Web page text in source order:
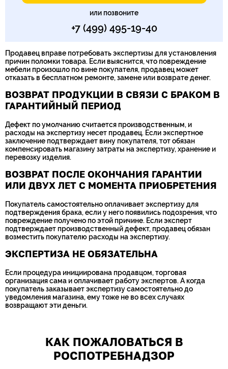
или позвоните
+7 (499) 495-19-40
Продавец вправе потребовать экспертизы для установления
причин поломки товара. Если выяснится, что повреждение
мебели произошло по вине покупателя, продавец может
отказать в бесплатном ремонте, замене или возврате денег.
ВОЗВРАТ ПРОДУКЦИИ В СВЯЗИ С БРАКОМ В
ГАРАНТИЙНЫЙ ПЕРИОД
Дефект по умолчанию считается производственным, и
расходы на экспертизу несет продавец. Если экспертное
заключение подтверждает вину покупателя, тот обязан
компенсировать магазину затраты на экспертизу, хранение и
перевозку изделия.
ВОЗВРАТ ПОСЛЕ ОКОНЧАНИЯ ГАРАНТИИ
ИЛИ ДВУХ ЛЕТ С МОМЕНТА ПРИОБРЕТЕНИЯ
Покупатель самостоятельно оплачивает экспертизу для
подтверждения брака, если у него появились подозрения, что
повреждение получено по этой причине. Если эксперт
подтверждает производственный дефект, продавец обязан
возместить покупателю расходы на экспертизу.
ЭКСПЕРТИЗА НЕ ОБЯЗАТЕЛЬНА
Если процедура инициирована продавцом, торговая
организация сама и оплачивает работу экспертов. А когда
покупатель заказывает экспертизу самостоятельно до
уведомления магазина, ему тоже не во всех случаях
возвращают эти деньги.
КАК ПОЖАЛОВАТЬСЯ В
РОСПОТРЕБНАДЗОР